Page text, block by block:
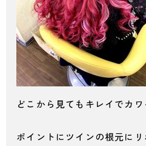
どこから見てもキレイでカ
ポイントにツインの根元に